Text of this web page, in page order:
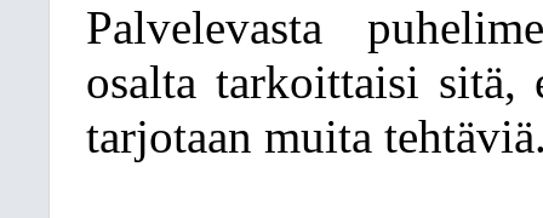
Palvelevasta
osalta tarkoittaisi
tarjotaan muita tehtäviä